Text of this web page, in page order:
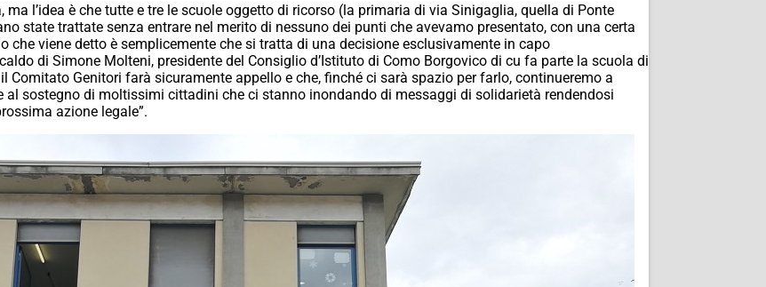
l’idea è che tutte e tre le scuole oggetto di ricorso (la primaria di via Sinigaglia, quella di Ponte
state trattate senza entrare nel merito di nessuno dei punti che avevamo presentato, con una certa
che viene detto è semplicemente che si tratta di una decisione esclusivamente in capo
di Simone Molteni, presidente del Consiglio d’Istituto di Como Borgovico di cu fa parte la scuola di
Comitato Genitori farà sicuramente appello e che, finché ci sarà spazio per farlo, continueremo a
al sostegno di moltissimi cittadini che ci stanno inondando di messaggi di solidarietà rendendosi
azione legale”.